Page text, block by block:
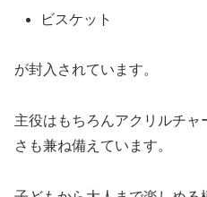
ビスケット
が封入されています。
主役はもちろんアクリルチ
さも兼ね備えています。